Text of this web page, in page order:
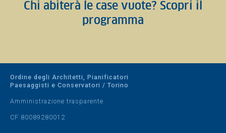
Chi abiterà le case vuote? Scopri il
programma
Ordine degli Architetti, Pianificatori
Paesaggisti e Conservatori / Torino
Amministrazione trasparente
CF 80089280012